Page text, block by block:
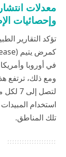
معدلات
وإحصائيات
تؤكد التقارير
ومع ذلك،
لتصل
استخدام
تلك المناطق.